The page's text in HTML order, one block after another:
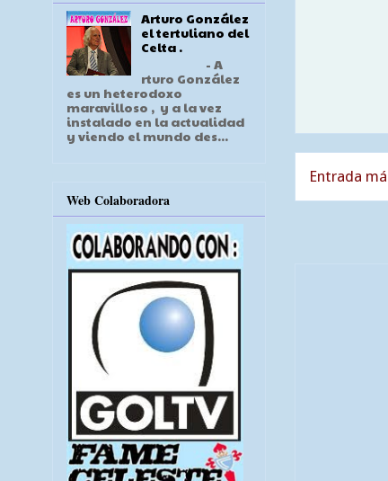
Entrada
Arturo González
el tertuliano del
Celta .
- A
rturo González
es un heterodoxo
maravilloso , y a la vez
instalado en la actualidad
y viendo el mundo des...
Web Colaboradora